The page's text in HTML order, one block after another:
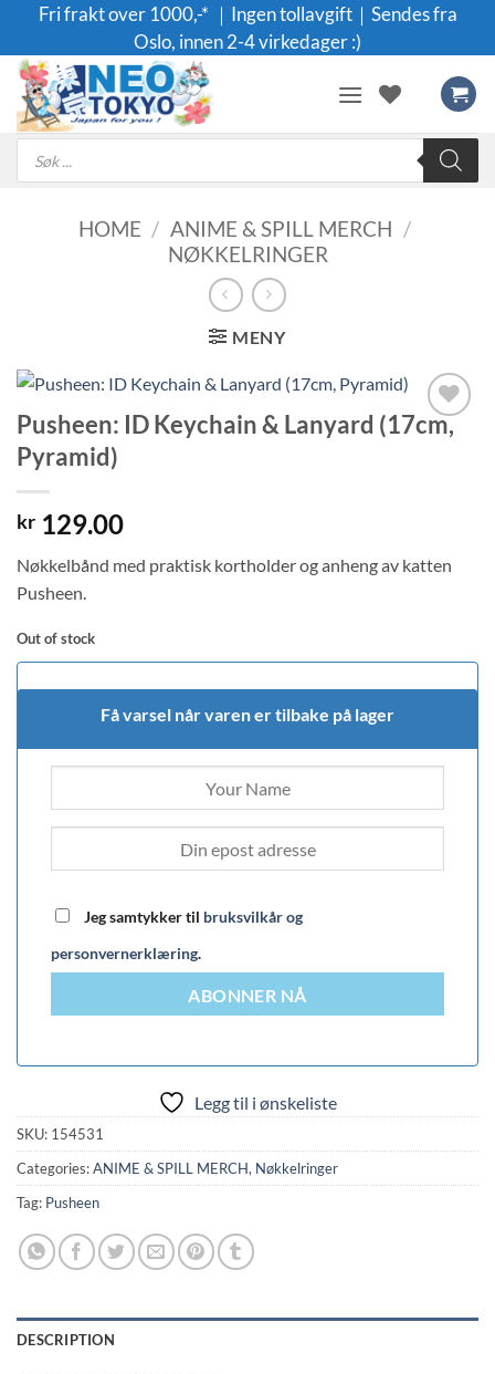
content
Fri frakt over 1000,-* ｜Ingen tollavgift｜Sendes fra
Oslo, innen 2-4 virkedager :)
Products
search
HOME / ANIME & SPILL MERCH /
NØKKELRINGER
MENY
Legg til i
Pusheen: ID Keychain & Lanyard (17cm,
Pyramid)
kr 129.00
Nøkkelbånd med praktisk kortholder og anheng av katten
Pusheen.
Out of stock
Få varsel når varen er tilbake på lager
Jeg samtykker til bruksvilkår og
personvernerklæring.
ABONNER NÅ
Legg til i ønskeliste
SKU: 154531
Categories:ANIME & SPILL MERCH, Nøkkelringer
Tag: Pusheen
DESCRIPTION